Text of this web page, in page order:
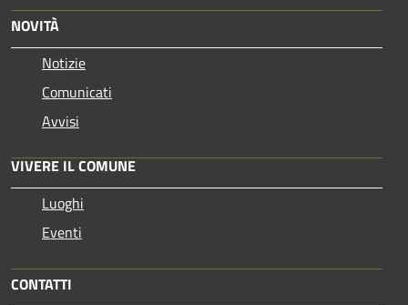
NOVITÀ
Notizie
Comunicati
Avvisi
VIVERE IL COMUNE
Luoghi
Eventi
CONTATTI